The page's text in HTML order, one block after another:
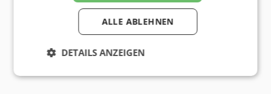
ALLE ABLEHNEN
DETAILS ANZEIGEN